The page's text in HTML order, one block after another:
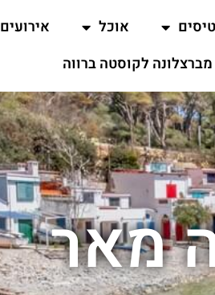
אוכל
אירועים
מברצלונה לקוסטה ברווה
מאר